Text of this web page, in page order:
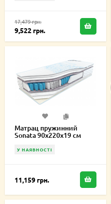
17,479 грн.
9,522 грн.
Матрац пружинний
Sonata 90х220х19 см
У НАЯВНОСТІ
11,159 грн.